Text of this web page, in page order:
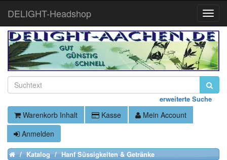
erweiterte Suche
Warenkorb Inhalt Kasse
Mein Account
Anmelden
HomeKatalog Hanf Süssigkeiten & Getränke
Toggle
DELIGHT-Headshop